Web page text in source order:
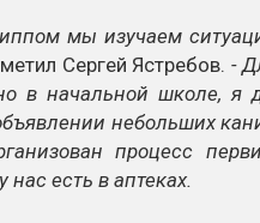
мы изучаем
Сергей Ястребов. -
в начальной школе, я
небольших
процесс
нас есть в аптеках.